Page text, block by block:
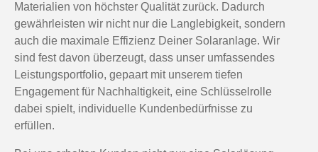
Materialien von höchster Qualität zurück. Dadurch
gewährleisten wir nicht nur die Langlebigkeit, sondern
auch die maximale Effizienz Deiner Solaranlage. Wir
sind fest davon überzeugt, dass unser umfassendes
Leistungsportfolio, gepaart mit unserem tiefen
Engagement für Nachhaltigkeit, eine Schlüsselrolle
dabei spielt, individuelle Kundenbedürfnisse zu
erfüllen.